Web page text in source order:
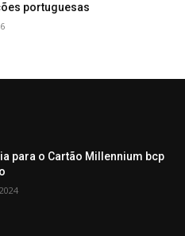
portuguesas
para o Cartão Millennium bcp